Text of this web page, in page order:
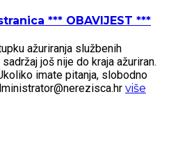
*** OBAVIJEST ***
ažuriranja službenih
još nije do kraja ažuriran.
imate pitanja, slobodno
više